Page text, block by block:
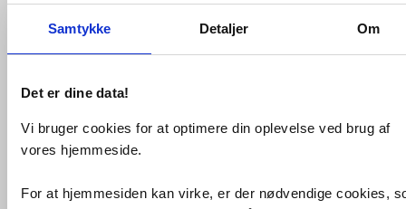
Samtykke Detaljer Om
Det er dine data!
Vi bruger cookies for at optimere din oplevelse ved brug af
vores hjemmeside.
For at hjemmesiden kan virke, er der nødvendige cookies,
Fri fragt fra 4.995,-
Dansani Bright lampe (3-i-1) LED
Ø120mm - Mat sort
Dansani Bright er med sin runde form
et oplagt valg, når de lige linjer skal
har 3-i-1 funktion, hvilket betyder, at